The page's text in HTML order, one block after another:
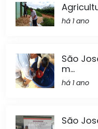
há 1 ano
São
m...
há 1 ano
São